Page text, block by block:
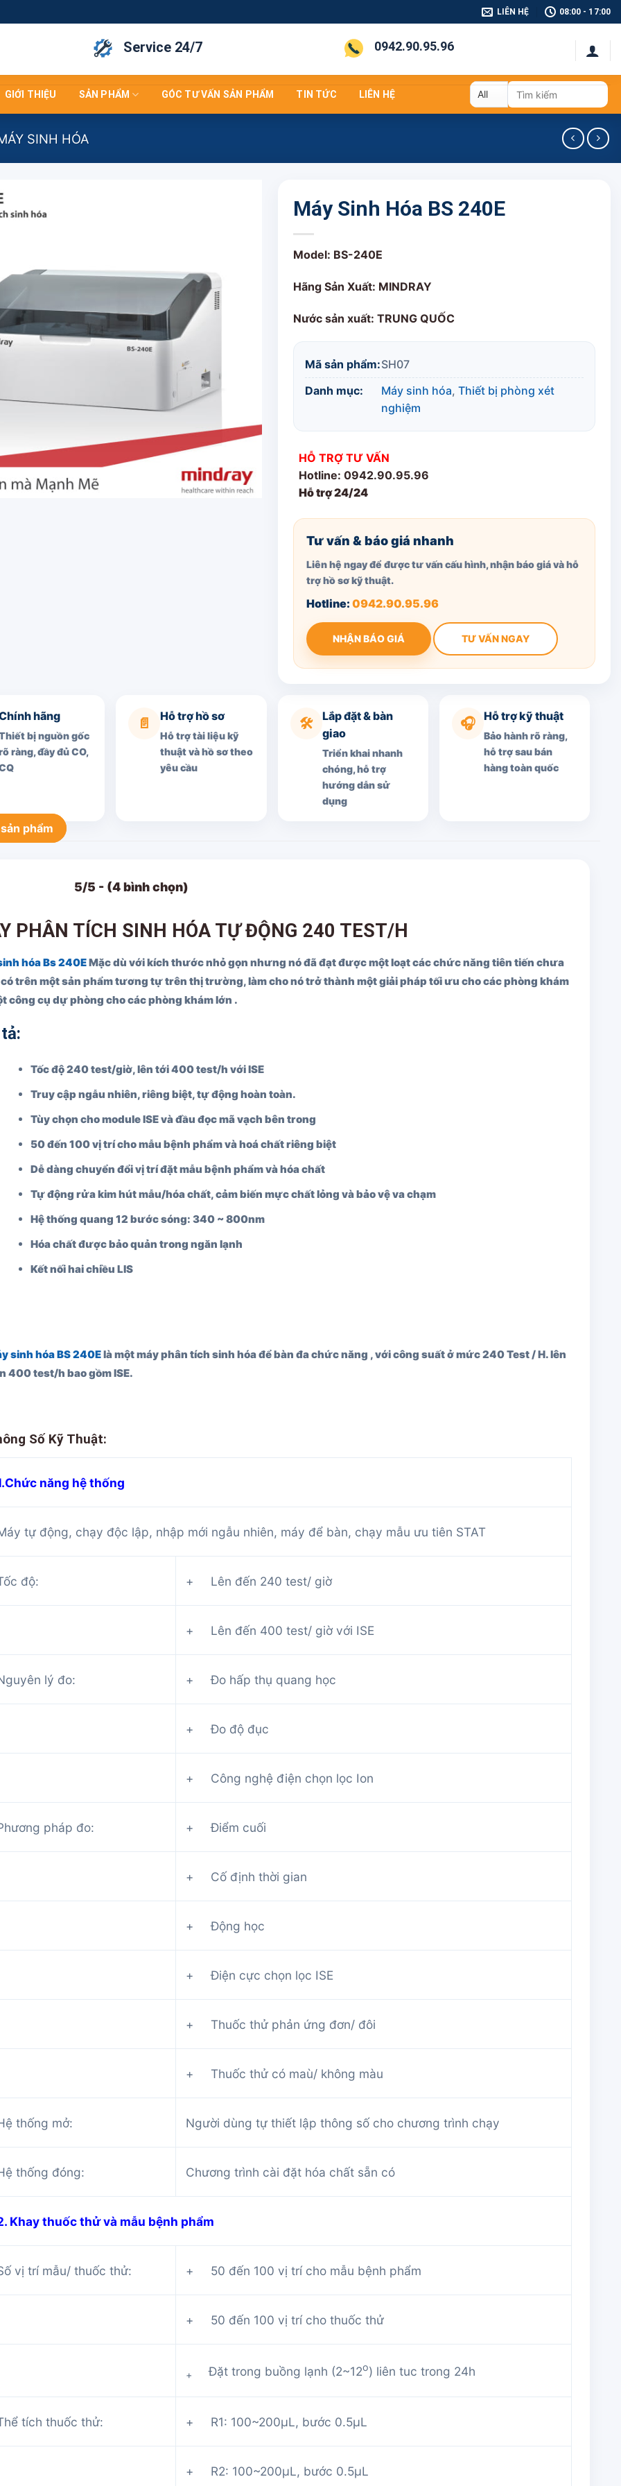
LIÊN HỆ 08:00 - 17:00
Service 24/7 0942.90.95.96
GIỚI THIỆU SẢN PHẨM GÓC TƯ VẤN SẢN PHẨM TIN TỨC LIÊN HỆ
Tìm
kiếm:
SINH HÓA
Máy Sinh Hóa BS 240E
Model: BS-240E
Hãng Sản Xuất: MINDRAY
Nước sản xuất: TRUNG QUỐC
Mã sản phẩm:SH07
Danh mục:
Máy sinh hóa, Thiết bị phòng xét
nghiệm
HỖ TRỢ TƯ VẤN
Hotline: 0942.90.95.96
Hỗ trợ 24/24
Tư vấn & báo giá nhanh
Liên hệ ngay để được tư vấn cấu hình, nhận báo giá và hỗ
trợ hồ sơ kỹ thuật.
Hotline: 0942.90.95.96
NHẬN BÁO GIÁ TƯ VẤN NGAY
hãng
bị nguồn gốc
ràng, đầy đủ CO,
📄 Hỗ trợ hồ sơ
Hỗ trợ tài liệu kỹ
thuật và hồ sơ theo
yêu cầu
🛠️
Lắp đặt & bàn
giao
Triển khai nhanh
chóng, hỗ trợ
hướng dẫn sử
dụng
🎧 Hỗ trợ kỹ thuật
Bảo hành rõ ràng,
hỗ trợ sau bán
hàng toàn quốc
phẩm
5/5 - (4 bình chọn)
PHÂN TÍCH SINH HÓA TỰ ĐỘNG 240 TEST/H
hóa Bs 240EMặc dù với kích thước nhỏ gọn nhưng nó đã đạt được một loạt các chức năng tiên tiến chưa
trên một sản phẩm tương tự trên thị trường, làm cho nó trở thành một giải pháp tối ưu cho các phòng khám
công cụ dự phòng cho các phòng khám lớn .
Tốc độ 240 test/giờ, lên tới 400 test/h với ISE
Truy cập ngẫu nhiên, riêng biệt, tự động hoàn toàn.
Tùy chọn cho module ISE và đầu đọc mã vạch bên trong
50 đến 100 vị trí cho mẫu bệnh phẩm và hoá chất riêng biệt
Dễ dàng chuyển đổi vị trí đặt mẫu bệnh phẩm và hóa chất
Tự động rửa kim hút mẫu/hóa chất, cảm biến mực chất lỏng và bảo vệ va chạm
Hệ thống quang 12 bước sóng: 340 ~ 800nm
Hóa chất được bảo quản trong ngăn lạnh
Kết nối hai chiều LIS
sinh hóa BS 240Elà một máy phân tích sinh hóa để bàn đa chức năng , với công suất ở mức 240 Test / H. lên
400 test/h bao gồm ISE.
Số Kỹ Thuật:
năng hệ thống
tự động, chạy độc lập, nhập mới ngẫu nhiên, máy để bàn, chạy mẫu ưu tiên STAT
độ: + Lên đến 240 test/ giờ
+ Lên đến 400 test/ giờ với ISE
lý đo: + Đo hấp thụ quang học
+ Đo độ đục
+ Công nghệ điện chọn lọc Ion
pháp đo: + Điểm cuối
+ Cố định thời gian
+ Động học
+ Điện cực chọn lọc ISE
+ Thuốc thử phản ứng đơn/ đôi
+ Thuốc thử có maù/ không màu
thống mở: Người dùng tự thiết lập thông số cho chương trình chạy
thống đóng: Chương trình cài đặt hóa chất sẵn có
Khay thuốc thử và mẫu bệnh phẩm
vị trí mẫu/ thuốc thử: + 50 đến 100 vị trí cho mẫu bệnh phẩm
+ 50 đến 100 vị trí cho thuốc thử
+Đặt trong buồng lạnh (2~12o) liên tuc trong 24h
tích thuốc thử: + R1: 100~200µL, bước 0.5µL
+ R2: 100~200µL, bước 0.5µL